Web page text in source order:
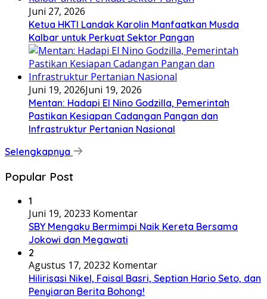
Juni 27, 2026
Ketua HKTI Landak Karolin Manfaatkan Musda
Kalbar untuk Perkuat Sektor Pangan
Juni 19, 2026Juni 19, 2026
Mentan: Hadapi El Nino Godzilla, Pemerintah
Pastikan Kesiapan Cadangan Pangan dan
Infrastruktur Pertanian Nasional
Selengkapnya
Popular Post
1
Juni 19, 20233 Komentar
SBY Mengaku Bermimpi Naik Kereta Bersama
Jokowi dan Megawati
2
Agustus 17, 20232 Komentar
Hilirisasi Nikel, Faisal Basri, Septian Hario Seto, dan
Penyiaran Berita Bohong!